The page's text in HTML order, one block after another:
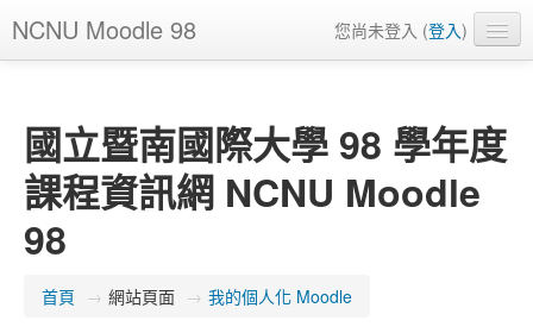
NCNU Moodle 98 您尚未登入 (登入)
國立暨南國際大學 98 學年度
課程資訊網 NCNU Moodle
98
首頁 → 網站頁面 → 我的個人化 Moodle